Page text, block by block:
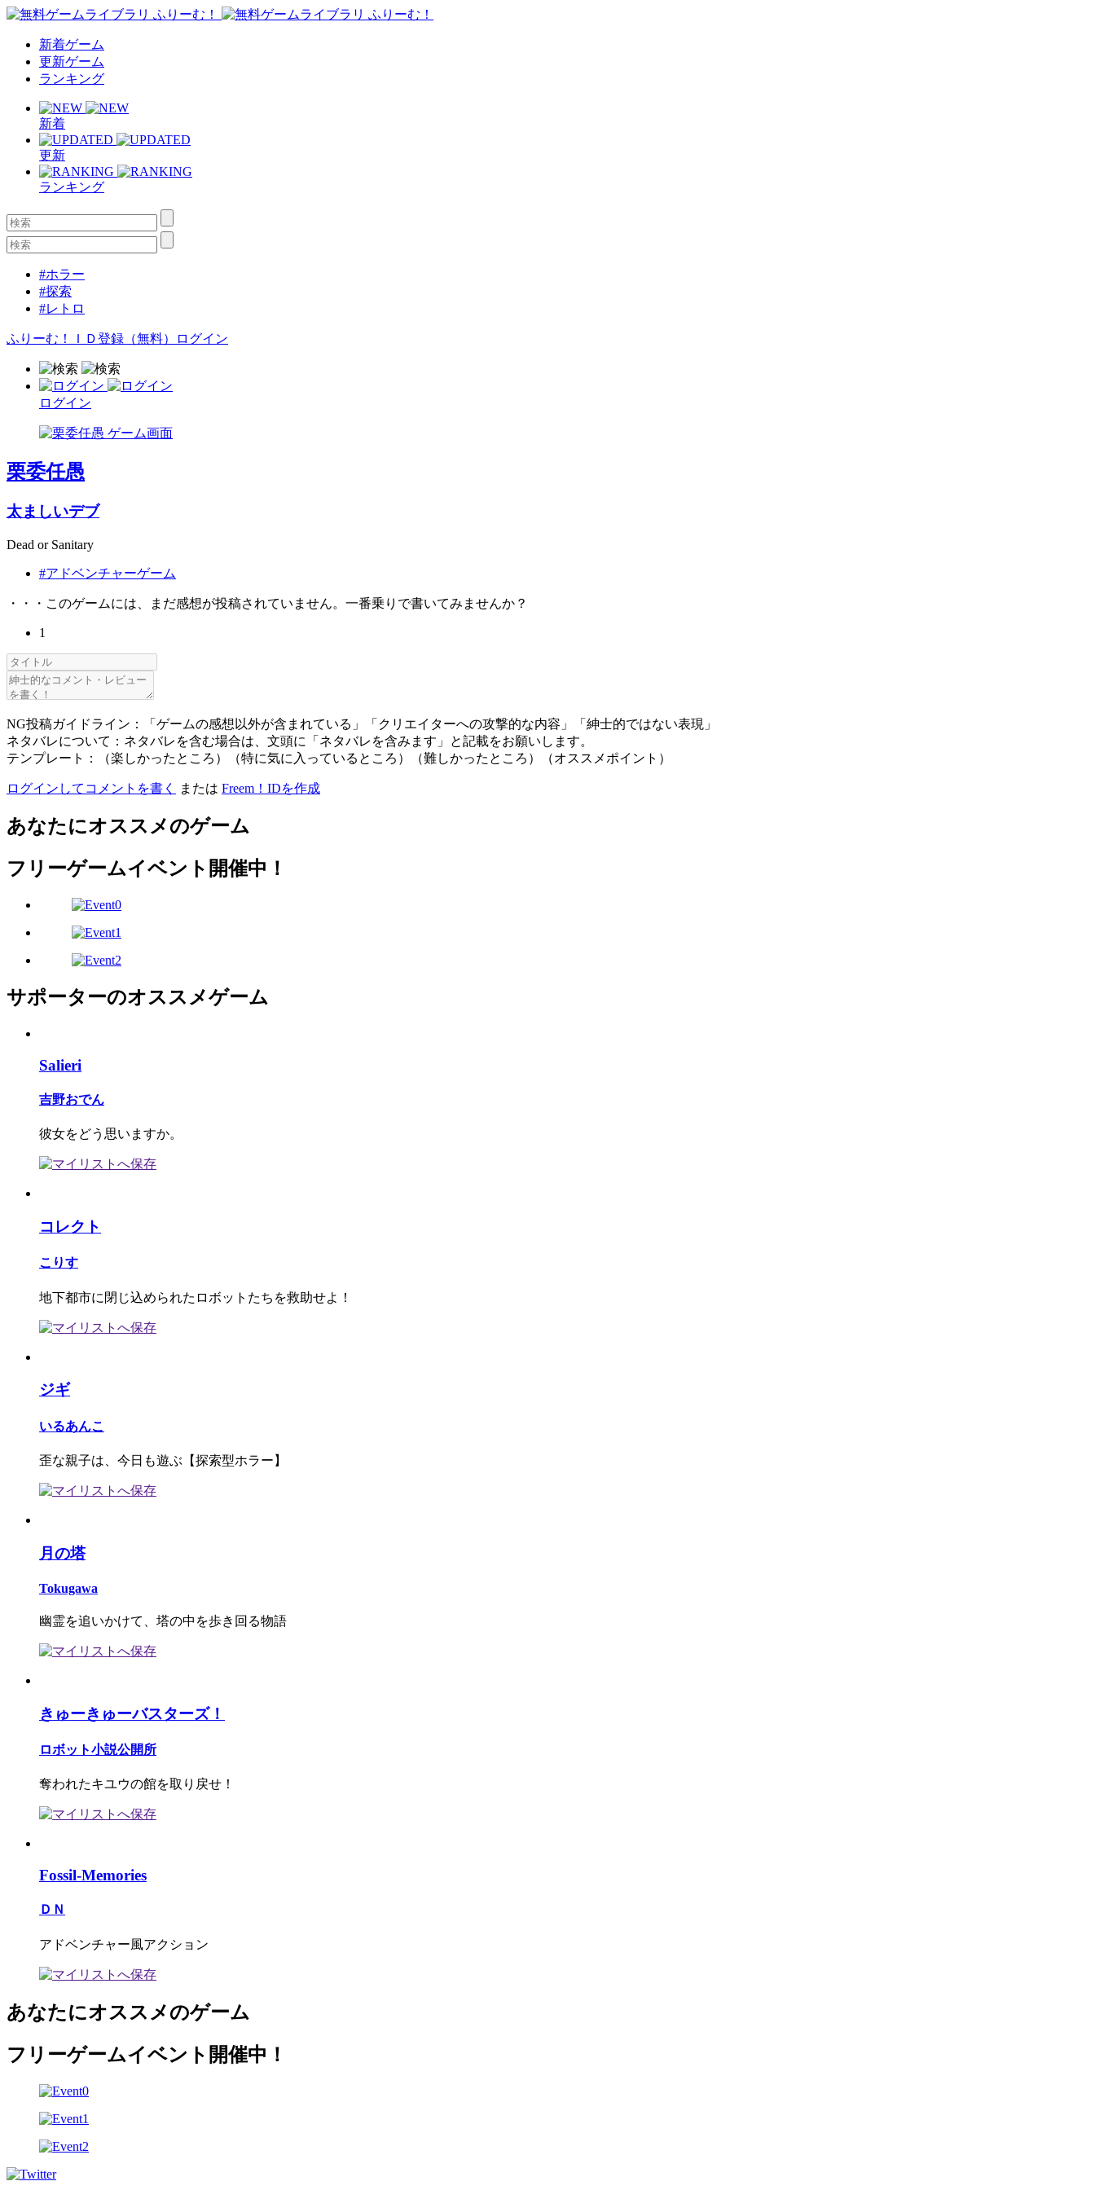
新着ゲーム
更新ゲーム
ランキング
新着
更新
ランキング
#ホラー
#探索
#レトロ
ふりーむ！ＩＤ登録（無料） ログイン
ログイン
栗委任愚
太ましいデブ
Dead or Sanitary
#アドベンチャーゲーム
・・・このゲームには、まだ感想が投稿されていません。一番乗りで書いてみませんか？
1
NG投稿ガイドライン：「ゲームの感想以外が含まれている」「クリエイターへの攻撃的な内容」「紳士的ではない表現」
ネタバレについて：ネタバレを含む場合は、文頭に「ネタバレを含みます」と記載をお願いします。
テンプレート：（楽しかったところ）（特に気に入っているところ）（難しかったところ）（オススメポイント）
ログインしてコメントを書く または Freem！IDを作成
あなたにオススメのゲーム
フリーゲームイベント開催中！
サポーターのオススメゲーム
Salieri
吉野おでん
彼女をどう思いますか。
コレクト
こりす
地下都市に閉じ込められたロボットたちを救助せよ！
ジギ
いるあんこ
歪な親子は、今日も遊ぶ【探索型ホラー】
月の塔
Tokugawa
幽霊を追いかけて、塔の中を歩き回る物語
きゅーきゅーバスターズ！
ロボット小説公開所
奪われたキユウの館を取り戻せ！
Fossil-Memories
ＤＮ
アドベンチャー風アクション
あなたにオススメのゲーム
フリーゲームイベント開催中！